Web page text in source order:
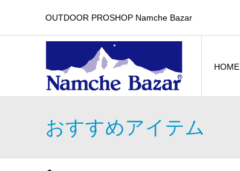
OUTDOOR PROSHOP Namche Bazar
HOME
おすすめアイテム